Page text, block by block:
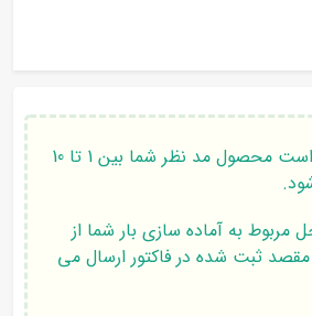
بعد از ثبت درخواست محصول مد نظر شما بین 1 تا 10
مربوط به آماده سازی بار شما از
ثبت شده در فاکتور ارسال می